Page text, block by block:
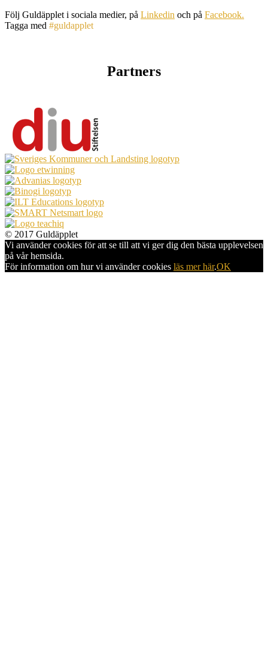
Följ Guldäpplet i sociala medier, på Linkedin och på Facebook.
Tagga med #guldapplet
Partners
© 2017 Guldäpplet
Vi använder cookies för att se till att vi ger dig den bästa upplevelsen
på vår hemsida.
För information om hur vi använder cookies läs mer här.OK